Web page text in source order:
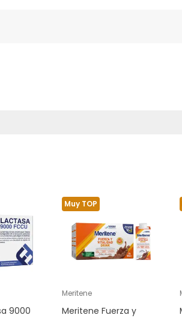
9000
Muy TOP
Meritene
Meritene Fuerza y